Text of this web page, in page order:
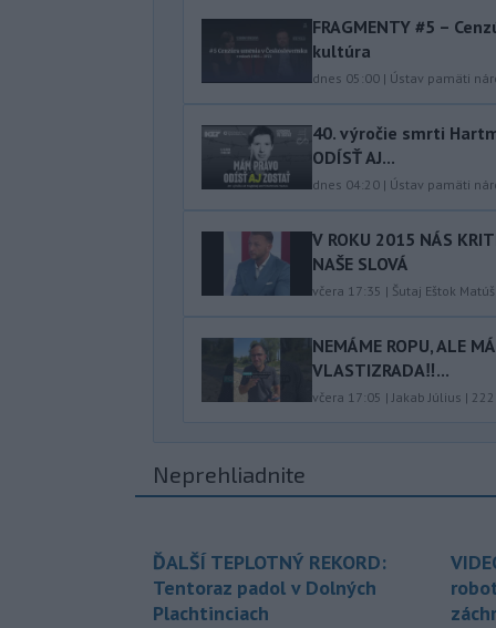
FRAGMENTY #5 –
kultúra
dnes 05:00 | Ústav pamäti
40.⁠ ⁠výročie smrti
ODÍSŤ AJ...
dnes 04:20 | Ústav pamäti
V ROKU 2015 NÁS
NAŠE SLOVÁ
včera 17:35 | Šutaj Eštok Matúš
NEMÁME ROPU, ALE
VLASTIZRADA‼️...
včera 17:05 |Jakab Július |
Neprehliadnite
ĎALŠÍ TEPLOTNÝ REKORD:
Tentoraz padol v Dolných
Plachtinciach